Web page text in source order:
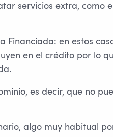
servicios extra, como
Financiada: en estos
en el crédito por lo
es decir, que no
algo muy habitual